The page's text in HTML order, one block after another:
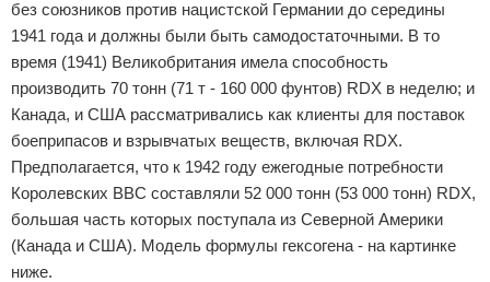
без союзников против нацистской Германии до середины
1941 года и должны были быть самодостаточными. В то
время (1941) Великобритания имела способность
производить 70 тонн (71 т - 160 000 фунтов) RDX в неделю; и
Канада, и США рассматривались как клиенты для поставок
боеприпасов и взрывчатых веществ, включая RDX.
Предполагается, что к 1942 году ежегодные потребности
Королевских ВВС составляли 52 000 тонн (53 000 тонн) RDX,
большая часть которых поступала из Северной Америки
(Канада и США). Модель формулы гексогена - на картинке
ниже.